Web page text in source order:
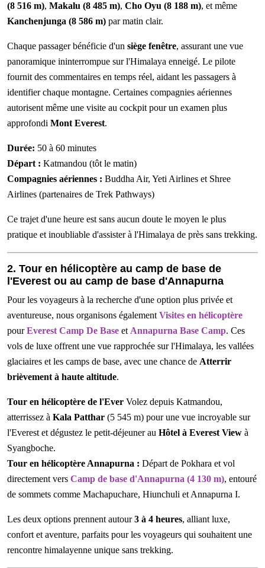
(8 516 m), Makalu (8 485 m), Cho Oyu (8 188 m), et même
Kanchenjunga (8 586 m) par matin clair.
Chaque passager bénéficie d'un siège fenêtre, assurant une vue
panoramique ininterrompue sur l'Himalaya enneigé. Le pilote
fournit des commentaires en temps réel, aidant les passagers à
identifier chaque montagne. Certaines compagnies aériennes
autorisent même une visite au cockpit pour un examen plus
approfondi Mont Everest.
Durée: 50 à 60 minutes
Départ : Katmandou (tôt le matin)
Compagnies aériennes : Buddha Air, Yeti Airlines et Shree
Airlines (partenaires de Trek Pathways)
Ce trajet d'une heure est sans aucun doute le moyen le plus
pratique et inoubliable d'assister à l'Himalaya de près sans trekking.
2. Tour en hélicoptère au camp de base de
l'Everest ou au camp de base d'Annapurna
Pour les voyageurs à la recherche d'une option plus privée et
aventureuse, nous organisons également Visites en hélicoptère
pourEverest Camp De Base et Annapurna Base Camp. Ces
vols de luxe offrent une vue rapprochée sur l'Himalaya, les vallées
glaciaires et les camps de base, avec une chance de Atterrir
brièvement à haute altitude.
Tour en hélicoptère de l'Ever Volez depuis Katmandou,
atterrissez à Kala Patthar (5 545 m) pour une vue incroyable sur
l'Everest et dégustez le petit-déjeuner au Hôtel à Everest View à
Syangboche.
Tour en hélicoptère Annapurna : Départ de Pokhara et vol
directement vers Camp de base d'Annapurna (4 130 m), entouré
de sommets comme Machapuchare, Hiunchuli et Annapurna I.
Les deux options prennent autour3 à 4 heures, alliant luxe,
confort et aventure, parfaits pour les voyageurs qui souhaitent une
rencontre himalayenne unique sans trekking.